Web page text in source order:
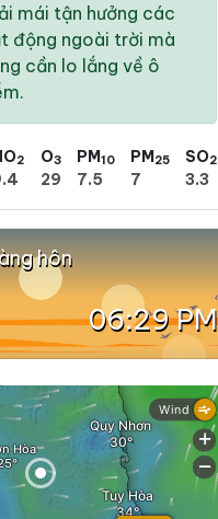
mái tận hưởng các
động ngoài trời mà
cần lo lắng về ô
2 O3
29
PM10
7.5
PM25
7
SO2
3.3
hôn
06:29 PM